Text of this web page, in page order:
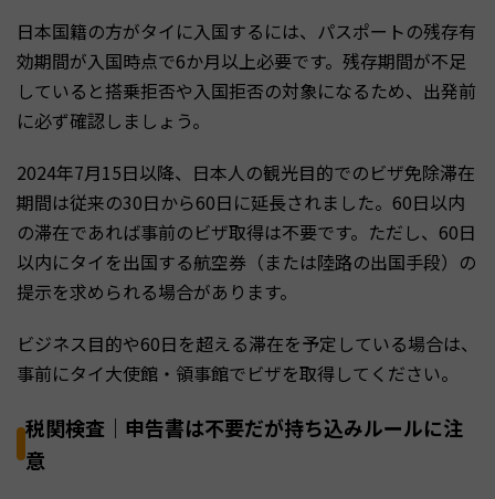
日本国籍の方がタイに入国するには、パスポートの残存有
効期間が入国時点で6か月以上必要です。残存期間が不足
していると搭乗拒否や入国拒否の対象になるため、出発前
に必ず確認しましょう。
2024年7月15日以降、日本人の観光目的でのビザ免除滞在
期間は従来の30日から60日に延長されました。60日以内
の滞在であれば事前のビザ取得は不要です。ただし、60日
以内にタイを出国する航空券（または陸路の出国手段）の
提示を求められる場合があります。
ビジネス目的や60日を超える滞在を予定している場合は、
事前にタイ大使館・領事館でビザを取得してください。
税関検査｜申告書は不要だが持ち込みルールに注
意